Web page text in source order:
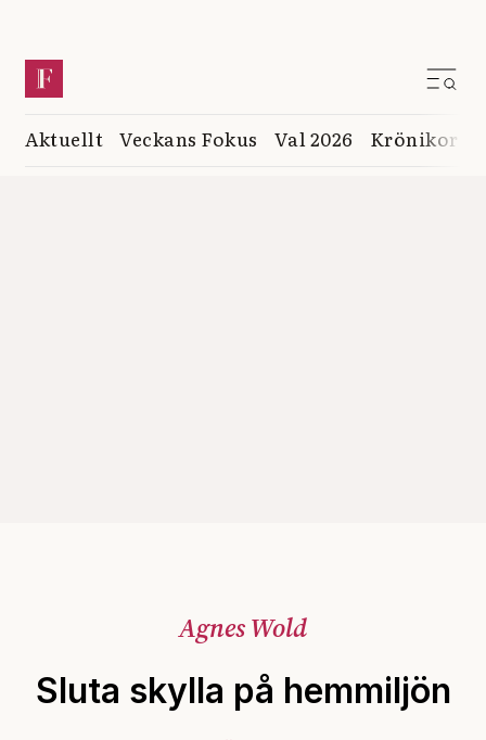
Aktuellt Veckans Fokus Val 2026 Krönikor
Agnes Wold
Sluta skylla på hemmiljön